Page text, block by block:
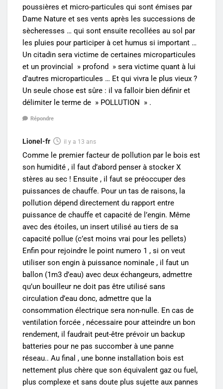
poussières et micro-particules qui sont émises par
Dame Nature et ses vents après les successions de
sècheresses … qui sont ensuite recollées au sol par
les pluies pour participer à cet humus si important …
Un citadin sera victime de certaines microparticules
et un provincial » profond » sera victime quant à lui
d’autres microparticules … Et qui vivra le plus vieux ?
Un seule chose est sûre : il va falloir bien définir et
délimiter le terme de » POLLUTION » .
Répondre
Lionel-fr il y a 13 ans
Comme le premier facteur de pollution par le bois est
son humidité , il faut d’abord penser à stocker X
stères au sec ! Ensuite , il faut se préoccuper des
puissances de chauffe. Pour un tas de raisons, la
pollution dépend directement du rapport entre
puissance de chauffe et capacité de l’engin. Même
avec des étoiles, un insert utilisé au tiers de sa
capacité pollue (c’est moins vrai pour les pellets)
Enfin pour rejoindre le point numero 1 , si on veut
utiliser son engin à puissance nominale , il faut un
ballon (1m3 d’eau) avec deux échangeurs, admettre
qu’un bouilleur ne doit pas être utilisé sans
circulation d’eau donc, admettre que la
consommation électrique sera non-nulle. En cas de
ventilation forcée , nécessaire pour atteindre un bon
rendement, il faudrait peut-être prévoir un backup
batteries pour ne pas succomber à une panne
réseau.. Au final , une bonne installation bois est
nettement plus chère que son équivalent gaz ou fuel,
plus complexe et sans doute plus sujette aux pannes